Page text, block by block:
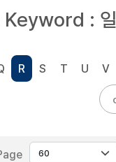
: 일
R S T U V